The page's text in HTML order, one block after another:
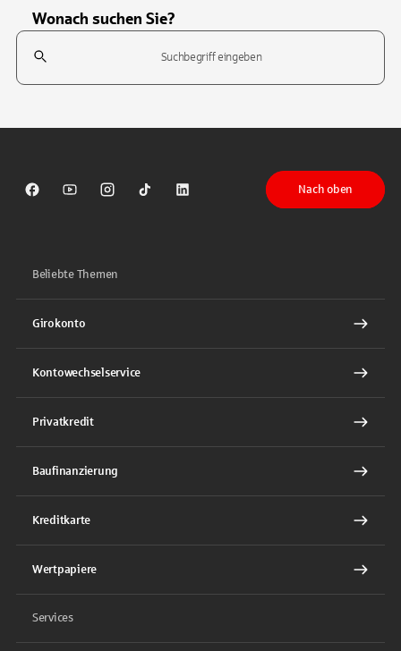
Wonach suchen Sie?
Suchfeld
Sparkasse auf Facebook
Sparkasse auf Youtube
Sparkasse auf Instagram
Sparkasse auf TikTok
Sparkasse auf LinkedIn
Nach oben
Beliebte Themen
Girokonto
Kontowechselservice
Privatkredit
Baufinanzierung
Kreditkarte
Wertpapiere
Services